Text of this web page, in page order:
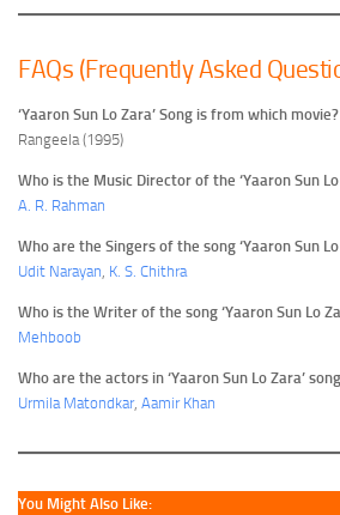
FAQs (Frequently Asked
‘Yaaron Sun Lo Zara’ Song is from which movie?
Rangeela (1995)
Who is the Music Director of the ‘Yaaron Sun Lo
A. R. Rahman
Who are the Singers of the song ‘Yaaron Sun Lo
Udit Narayan K. S. Chithra
Who is the Writer of the song ‘Yaaron Sun Lo
Mehboob
Who are the actors in ‘Yaaron Sun Lo Zara’
Urmila Matondkar, Aamir Khan
You Might Also Like: